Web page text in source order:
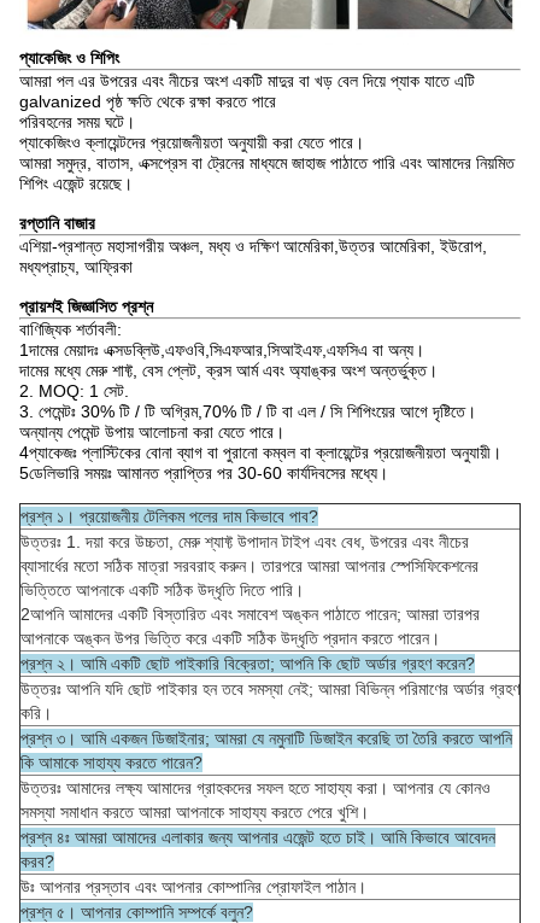
প্যাকেজিং ও শিপিং
আমরা পল এর উপরের এবং নীচের অংশ একটি মাদুর বা খড় বেল দিয়ে প্যাক যাতে এটি
galvanized পৃষ্ঠ ক্ষতি থেকে রক্ষা করতে পারে
পরিবহনের সময় ঘটে।
প্যাকেজিংও ক্লায়েন্টদের প্রয়োজনীয়তা অনুযায়ী করা যেতে পারে।
আমরা সমুদ্র, বাতাস, এক্সপ্রেস বা ট্রেনের মাধ্যমে জাহাজ পাঠাতে পারি এবং আমাদের নিয়মিত
শিপিং এজেন্ট রয়েছে।
রপ্তানি বাজার
এশিয়া-প্রশান্ত মহাসাগরীয় অঞ্চল, মধ্য ও দক্ষিণ আমেরিকা,উত্তর আমেরিকা, ইউরোপ,
মধ্যপ্রাচ্য, আফ্রিকা
প্রায়শই জিজ্ঞাসিত প্রশ্ন
বাণিজ্যিক শর্তাবলী:
1দামের মেয়াদঃ এক্সডব্লিউ,এফওবি,সিএফআর,সিআইএফ,এফসিএ বা অন্য।
দামের মধ্যে মেরু শাফ্ট, বেস প্লেট, ক্রস আর্ম এবং অ্যাঙ্কর অংশ অন্তর্ভুক্ত।
2. MOQ: 1 সেট.
3. পেমেন্টঃ 30% টি / টি অগ্রিম,70% টি / টি বা এল / সি শিপিংয়ের আগে দৃষ্টিতে।
অন্যান্য পেমেন্ট উপায় আলোচনা করা যেতে পারে।
4প্যাকেজঃ প্লাস্টিকের বোনা ব্যাগ বা পুরানো কম্বল বা ক্লায়েন্টের প্রয়োজনীয়তা অনুযায়ী।
5ডেলিভারি সময়ঃ আমানত প্রাপ্তির পর 30-60 কার্যদিবসের মধ্যে।
প্রশ্ন ১। প্রয়োজনীয় টেলিকম পলের দাম কিভাবে পাব?
উত্তরঃ 1. দয়া করে উচ্চতা, মেরু শ্যাফ্ট উপাদান টাইপ এবং বেধ, উপরের এবং নীচের
ব্যাসার্ধের মতো সঠিক মাত্রা সরবরাহ করুন। তারপরে আমরা আপনার স্পেসিফিকেশনের
ভিত্তিতে আপনাকে একটি সঠিক উদ্ধৃতি দিতে পারি।
2আপনি আমাদের একটি বিস্তারিত এবং সমাবেশ অঙ্কন পাঠাতে পারেন; আমরা তারপর
আপনাকে অঙ্কন উপর ভিত্তি করে একটি সঠিক উদ্ধৃতি প্রদান করতে পারেন।
প্রশ্ন ২। আমি একটি ছোট পাইকারি বিক্রেতা; আপনি কি ছোট অর্ডার গ্রহণ করেন?
উত্তরঃ আপনি যদি ছোট পাইকার হন তবে সমস্যা নেই; আমরা বিভিন্ন পরিমাণের অর্ডার গ্রহণ
করি।
প্রশ্ন ৩। আমি একজন ডিজাইনার; আমরা যে নমুনাটি ডিজাইন করেছি তা তৈরি করতে আপনি
কি আমাকে সাহায্য করতে পারেন?
উত্তরঃ আমাদের লক্ষ্য আমাদের গ্রাহকদের সফল হতে সাহায্য করা। আপনার যে কোনও
সমস্যা সমাধান করতে আমরা আপনাকে সাহায্য করতে পেরে খুশি।
প্রশ্ন ৪ঃ আমরা আমাদের এলাকার জন্য আপনার এজেন্ট হতে চাই। আমি কিভাবে আবেদন
করব?
উঃ আপনার প্রস্তাব এবং আপনার কোম্পানির প্রোফাইল পাঠান।
প্রশ্ন ৫। আপনার কোম্পানি সম্পর্কে বলুন?